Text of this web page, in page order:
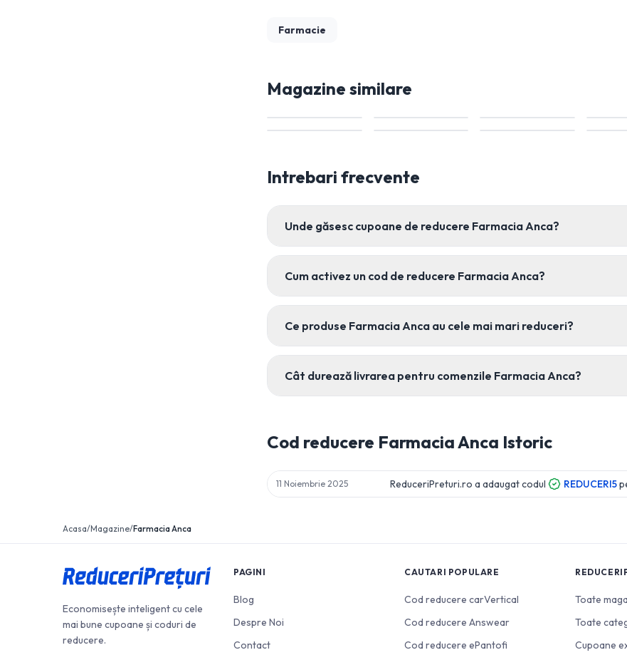
Farmacie
Magazine similare
Intrebari frecvente
Unde găsesc cupoane de reducere Farmacia Anca?
Cum activez un cod de reducere Farmacia Anca?
Ce produse Farmacia Anca au cele mai mari reduceri?
Cât durează livrarea pentru comenzile Farmacia Anca?
Cod reducere Farmacia Anca Istoric
11 Noiembrie 2025 ReduceriPreturi.ro a adaugat codul REDUCERI5
Acasa/Magazine/Farmacia Anca
Economisește inteligent cu cele
mai bune cupoane și coduri de
reducere.
PAGINI
Blog
Despre Noi
Contact
CAUTARI POPULARE
Cod reducere carVertical
Cod reducere Answear
Cod reducere ePantofi
Toate
Toate
Cupoane